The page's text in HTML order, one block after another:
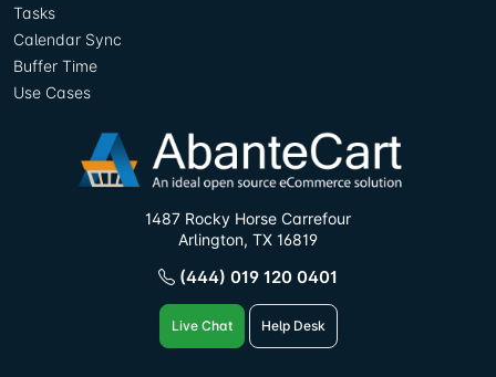
Tasks
Calendar Sync
Buffer Time
Use Cases
1487 Rocky Horse Carrefour
Arlington, TX 16819
(444) 019 120 0401
Live Chat Help Desk